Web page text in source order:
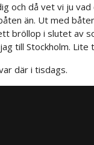
och då vet vi ju
än. Ut med
bröllop i slutet av
till Stockholm.
där i tisdags.